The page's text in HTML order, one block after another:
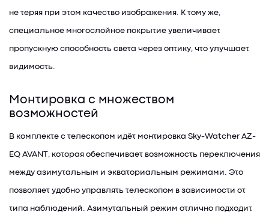
не теряя при этом качество изображения. К тому же,
специальное многослойное покрытие увеличивает
пропускную способность света через оптику, что улучшает
видимость.
Монтировка с множеством
возможностей
В комплекте с телескопом идёт монтировка Sky-Watcher AZ-
EQ AVANT, которая обеспечивает возможность переключения
между азимутальным и экваториальным режимами. Это
позволяет удобно управлять телескопом в зависимости от
типа наблюдений. Азимутальный режим отлично подходит